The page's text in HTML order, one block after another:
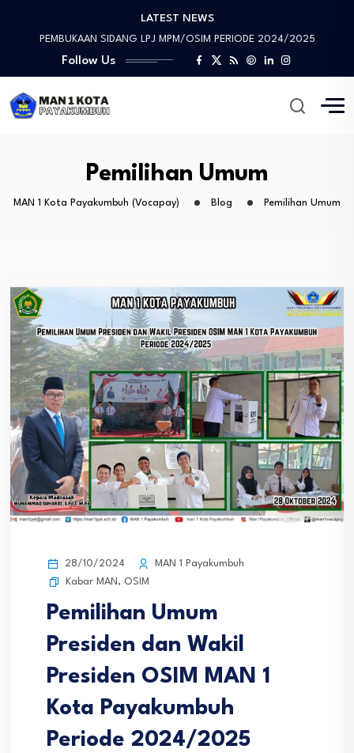
LATEST NEWS
Prestasi Luar Biasa, Devon Haziman Peraih “Medali…
PEMBUKAAN SIDANG LPJ MPM/OSIM PERIODE 2024/2025
Sosialisasi Mitigasi Bencana dan Penandatanganan MoU
Wawww!!!! Prestasi yang Membanggakan, Artika Anggraini Peraih…
Tinjauan Lapangan Pengelolaan Sampah
Sosialisasi Mitigasi Bencana dan Penandatanganan MoU
Follow Us
Pemilihan Umum
MAN 1 Kota Payakumbuh (Vocapay) Blog Pemilihan Umum
28/10/2024
MAN 1 Payakumbuh
Kabar MAN , OSIM
Pemilihan Umum
Presiden dan Wakil
Presiden OSIM MAN 1
Kota Payakumbuh
Periode 2024/2025